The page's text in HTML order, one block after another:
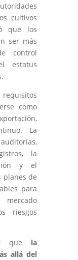
cultivos
que los
ser más
control
estatus
como
La
la
y el
planes de
para
riesgos
que la
allá del